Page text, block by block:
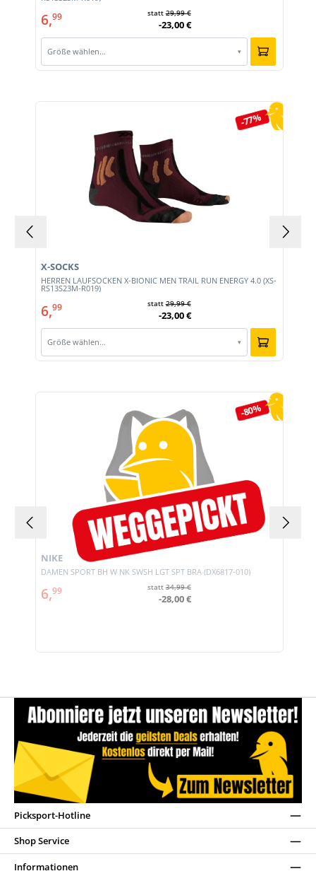
6,99 statt29,99 €
-23,00 €
Größe wählen… ▾
-77%
HERREN LAUFSOCKEN X-BIONIC MEN TRAIL RUN ENERGY 4.0 (XS-
RS13S23M-R019)
X-SOCKS
6,99 statt29,99 €
-23,00 €
Größe wählen… ▾
-80%
DAMEN SPORT BH W NK SWSH LGT SPT BRA (DX6817-010)
NIKE
6,99 statt34,99 €
-28,00 €
Picksport-Hotline
Shop Service
Informationen